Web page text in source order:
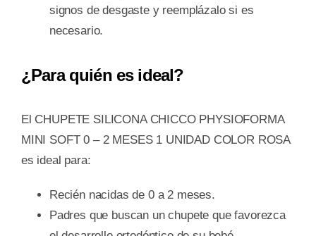
signos de desgaste y reemplázalo si es
necesario.
¿Para quién es ideal?
El CHUPETE SILICONA CHICCO PHYSIOFORMA
MINI SOFT 0 – 2 MESES 1 UNIDAD COLOR ROSA
es ideal para:
Recién nacidas de 0 a 2 meses.
Padres que buscan un chupete que favorezca